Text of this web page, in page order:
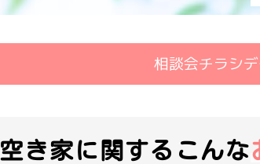
相談会チラシ
空き家に関する こんな